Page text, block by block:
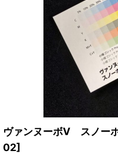
ヴァンヌーボV スノ
02]